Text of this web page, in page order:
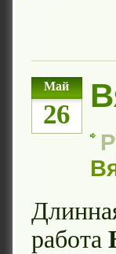
Май
26
работа